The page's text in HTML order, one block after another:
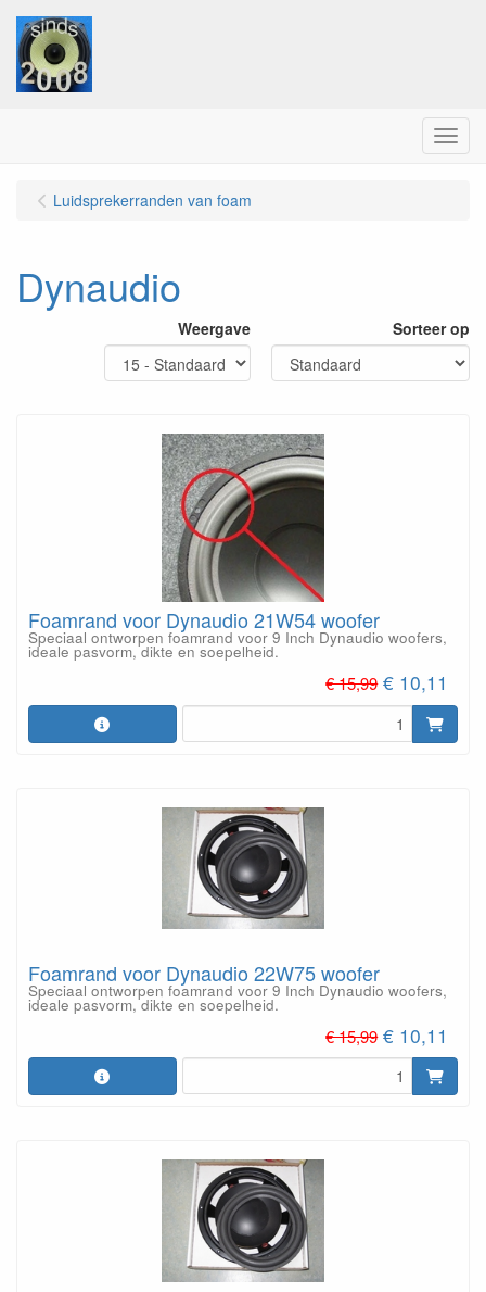
Menu
Luidsprekerranden van foam
Dynaudio
Weergave Sorteer op
Foamrand voor Dynaudio 21W54 woofer
Speciaal ontworpen foamrand voor 9 Inch Dynaudio woofers,
ideale pasvorm, dikte en soepelheid.
€ 15,99 € 10,11
Foamrand voor Dynaudio 22W75 woofer
Speciaal ontworpen foamrand voor 9 Inch Dynaudio woofers,
ideale pasvorm, dikte en soepelheid.
€ 15,99 € 10,11